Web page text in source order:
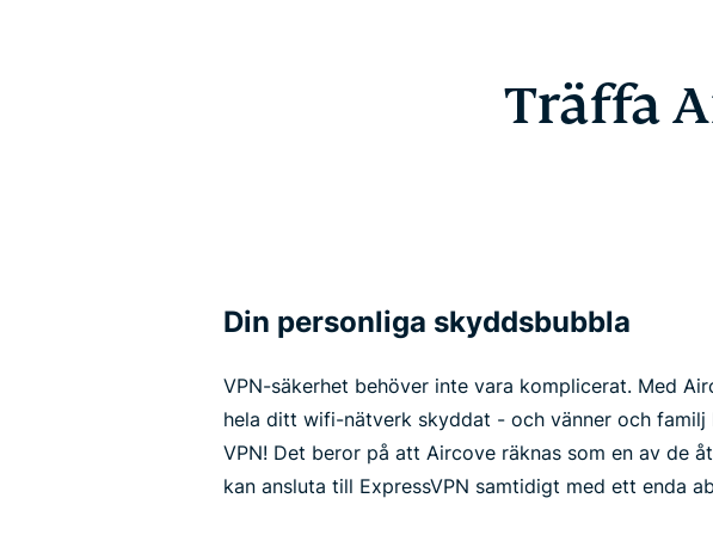
Träffa
Din personliga skyddsbubbla
VPN-säkerhet behöver inte vara komplicerat. Med
hela ditt wifi-nätverk skyddat - och vänner och familj
VPN! Det beror på att Aircove räknas som en av de
kan ansluta till ExpressVPN samtidigt med ett enda